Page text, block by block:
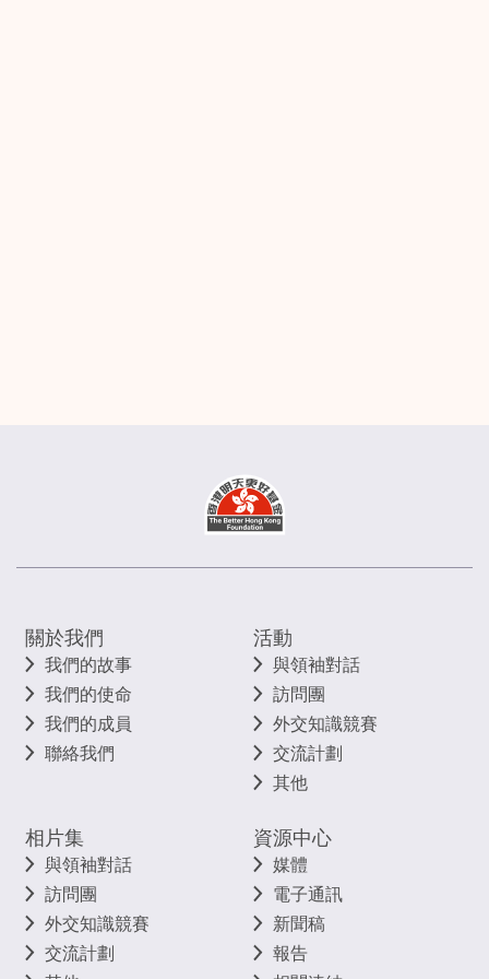
關於我們
我們的故事
我們的使命
我們的成員
聯絡我們
活動
與領袖對話
訪問團
外交知識競賽
交流計劃
其他
相片集
與領袖對話
訪問團
外交知識競賽
交流計劃
資源中心
媒體
電子通訊
新聞稿
報告